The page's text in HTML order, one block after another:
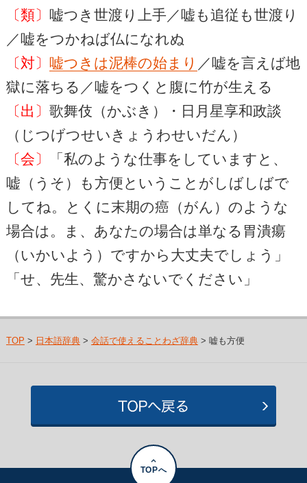
〔類〕 嘘つき世渡り上手／嘘も追従も世渡り
／嘘をつかねば仏になれぬ
〔対〕 嘘つきは泥棒の始まり ／嘘を言えば地
獄に落ちる／嘘をつくと腹に竹が生える
〔出〕 歌舞伎（かぶき）・日月星享和政談
（じつげつせいきょうわせいだん）
〔会〕
「私のような仕事をしていますと、
嘘（うそ）も方便ということがしばしばで
してね。とくに末期の癌（がん）のような
場合は。ま、あなたの場合は単なる胃潰瘍
（いかいよう）ですから大丈夫でしょう」
「せ、先生、驚かさないでください」
TOP > 日本語辞典> 会話で使えることわざ辞典> 嘘も方便
TOPへ